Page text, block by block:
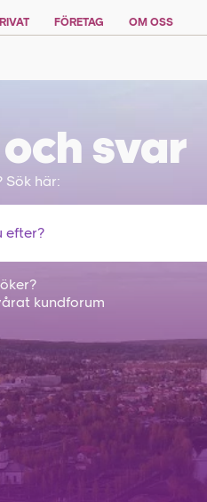
FÖRETAG OM OSS
svar
Sök här:
kundforum